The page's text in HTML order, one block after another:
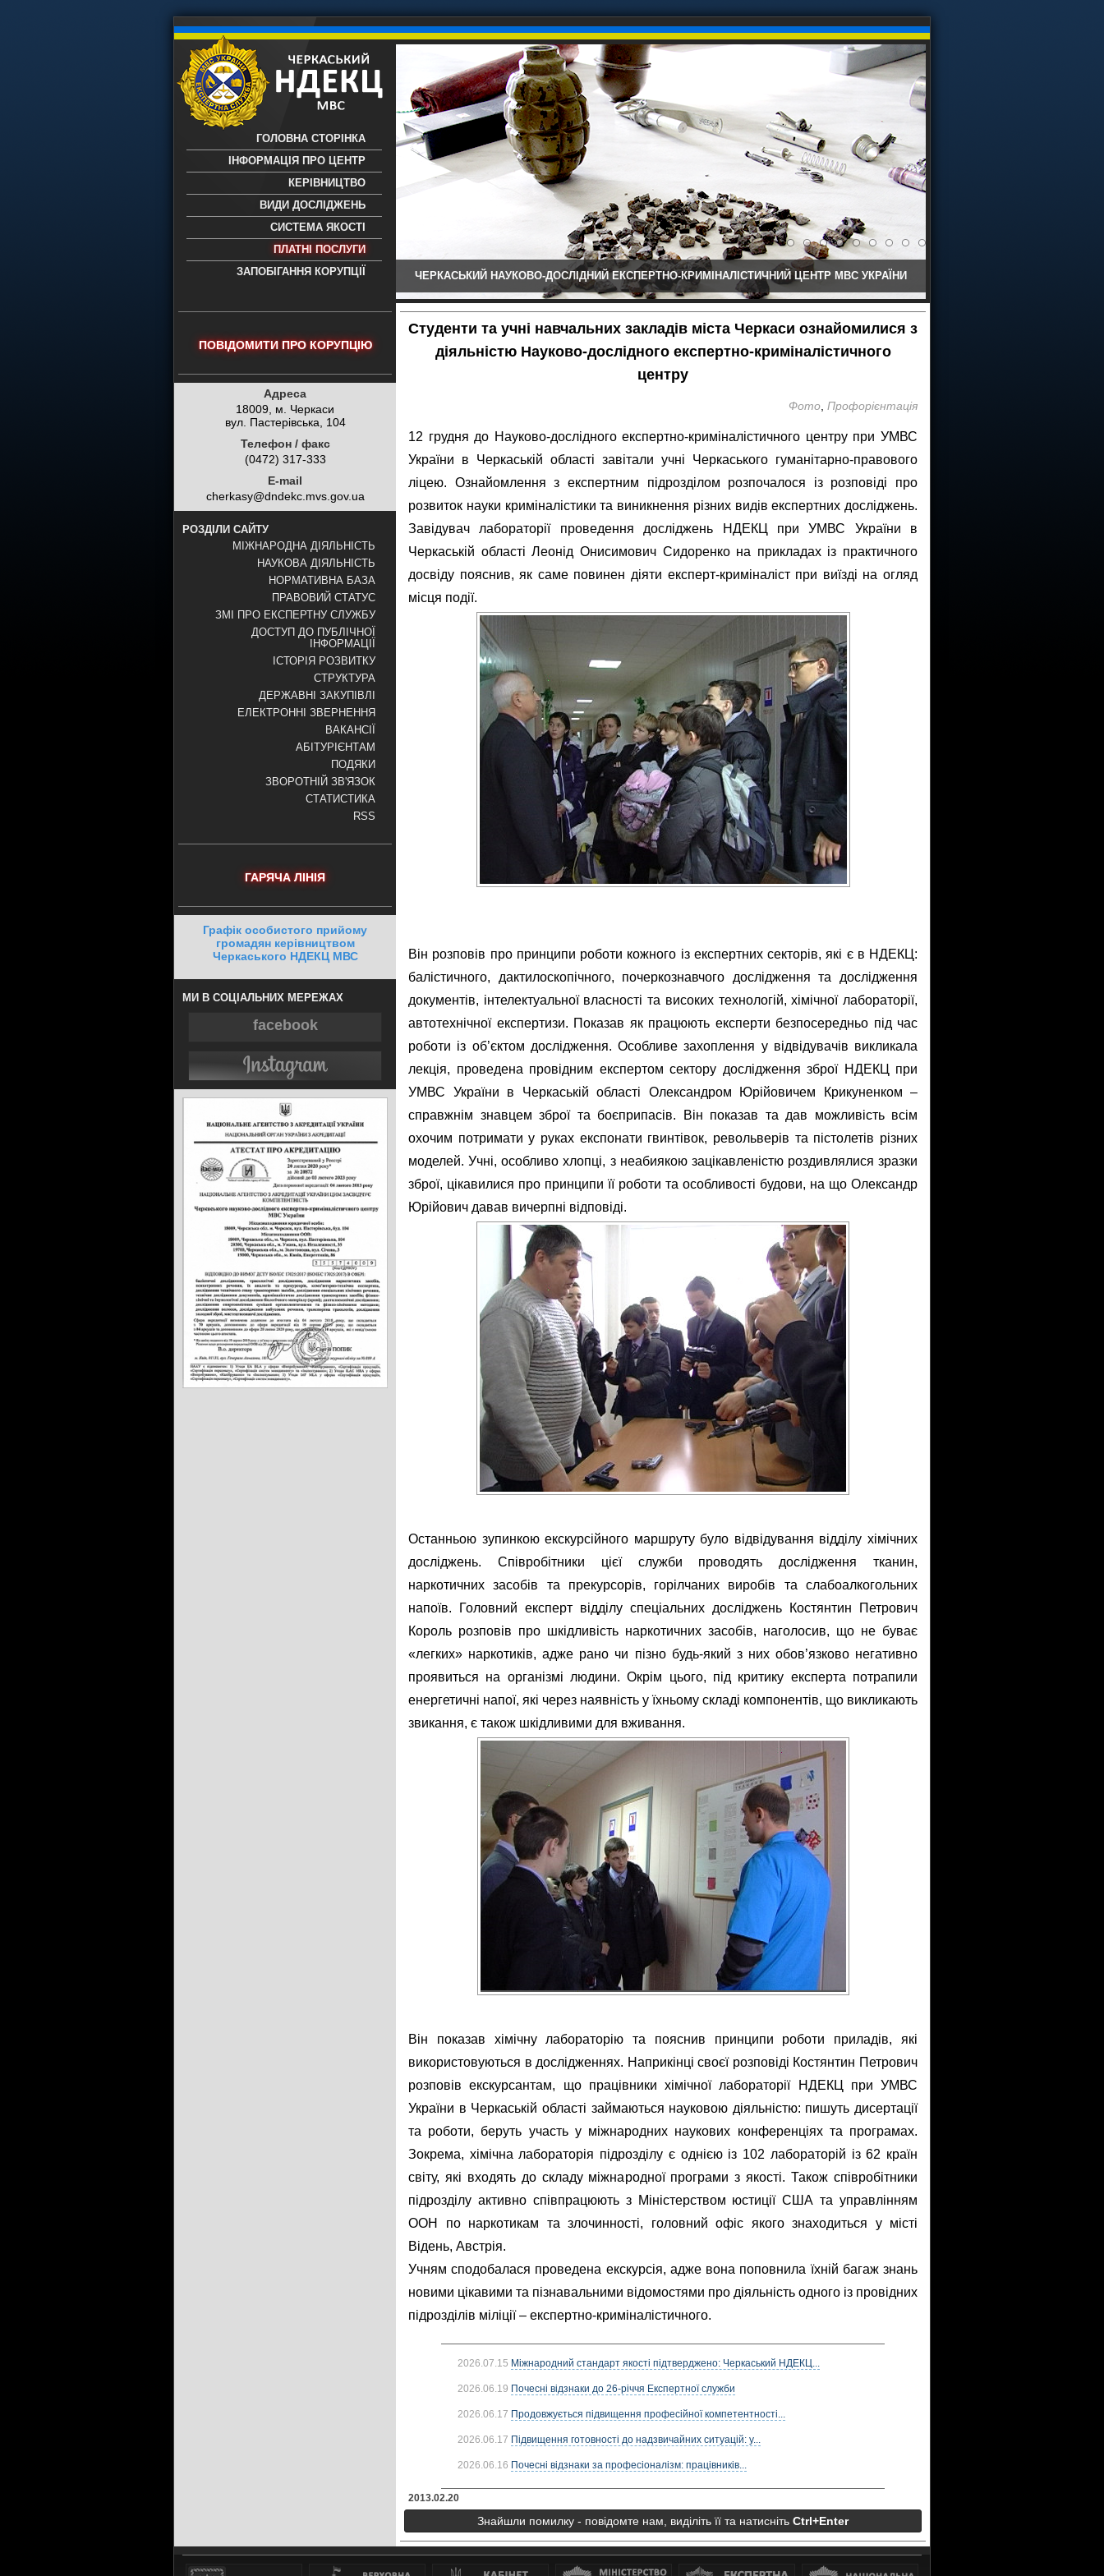
науково-дослідний експертно-
- проведення всих видів судових
експертиз
ГОЛОВНА СТОРІНКА
ІНФОРМАЦІЯ ПРО ЦЕНТР
КЕРІВНИЦТВО
ВИДИ ДОСЛІДЖЕНЬ
СИСТЕМА ЯКОСТІ
ПЛАТНІ ПОСЛУГИ
ЗАПОБІГАННЯ КОРУПЦІЇ
ЧЕРКАСЬКИЙ НАУКОВО-ДОСЛІДНИЙ ЕКСПЕРТНО-КРИМІНАЛІСТИЧНИЙ ЦЕНТР МВС УКРАЇНИ
ПОВІДОМИТИ ПРО КОРУПЦІЮ
Адреса
18009, м. Черкаси
вул. Пастерівська, 104
Телефон / факс
(0472) 317-333
E-mail
cherkasy@dndekc.mvs.gov.ua
РОЗДІЛИ САЙТУ
МІЖНАРОДНА ДІЯЛЬНІСТЬ
НАУКОВА ДІЯЛЬНІСТЬ
НОРМАТИВНА БАЗА
ПРАВОВИЙ СТАТУС
ЗМІ ПРО ЕКСПЕРТНУ СЛУЖБУ
ДОСТУП ДО ПУБЛІЧНОЇ
ІНФОРМАЦІЇ
ІСТОРІЯ РОЗВИТКУ
СТРУКТУРА
ДЕРЖАВНІ ЗАКУПІВЛІ
ЕЛЕКТРОННІ ЗВЕРНЕННЯ
ВАКАНСІЇ
АБІТУРІЄНТАМ
ПОДЯКИ
ЗВОРОТНІЙ ЗВ'ЯЗОК
СТАТИСТИКА
RSS
ГАРЯЧА ЛІНІЯ
Графік особистого прийому
громадян керівництвом
Черкаського НДЕКЦ МВС
МИ В СОЦІАЛЬНИХ МЕРЕЖАХ
facebook
Студенти та учні навчальних закладів міста Черкаси ознайомилися з
діяльністю Науково-дослідного експертно-криміналістичного
центру
Фото Профорієнтація
12 грудня до Науково-дослідного експертно-криміналістичного центру при УМВС
України в Черкаській області завітали учні Черкаського гуманітарно-правового
ліцею. Ознайомлення з експертним підрозділом розпочалося із розповіді про
розвиток науки криміналістики та виникнення різних видів експертних досліджень.
Завідувач лабораторії проведення досліджень НДЕКЦ при УМВС України в
Черкаській області Леонід Онисимович Сидоренко на прикладах із практичного
досвіду пояснив, як саме повинен діяти експерт-криміналіст при виїзді на огляд
місця події.
Він розповів про принципи роботи кожного із експертних секторів, які є в НДЕКЦ:
балістичного, дактилоскопічного, почеркознавчого дослідження та дослідження
документів, інтелектуальної власності та високих технологій, хімічної лабораторії,
автотехнічної експертизи. Показав як працюють експерти безпосередньо під час
роботи із об’єктом дослідження. Особливе захоплення у відвідувачів викликала
лекція, проведена провідним експертом сектору дослідження зброї НДЕКЦ при
УМВС України в Черкаській області Олександром Юрійовичем Крикуненком –
справжнім знавцем зброї та боєприпасів. Він показав та дав можливість всім
охочим потримати у руках експонати гвинтівок, револьверів та пістолетів різних
моделей. Учні, особливо хлопці, з неабиякою зацікавленістю роздивлялися зразки
зброї, цікавилися про принципи її роботи та особливості будови, на що Олександр
Юрійович давав вичерпні відповіді.
Останньою зупинкою екскурсійного маршруту було відвідування відділу хімічних
досліджень. Співробітники цієї служби проводять дослідження тканин,
наркотичних засобів та прекурсорів, горілчаних виробів та слабоалкогольних
напоїв. Головний експерт відділу спеціальних досліджень Костянтин Петрович
Король розповів про шкідливість наркотичних засобів, наголосив, що не буває
«легких» наркотиків, адже рано чи пізно будь-який з них обов’язково негативно
проявиться на організмі людини. Окрім цього, під критику експерта потрапили
енергетичні напої, які через наявність у їхньому складі компонентів, що викликають
звикання, є також шкідливими для вживання.
Він показав хімічну лабораторію та пояснив принципи роботи приладів, які
використовуються в дослідженнях. Наприкінці своєї розповіді Костянтин Петрович
розповів екскурсантам, що працівники хімічної лабораторії НДЕКЦ при УМВС
України в Черкаській області займаються науковою діяльністю: пишуть дисертації
та роботи, беруть участь у міжнародних наукових конференціях та програмах.
Зокрема, хімічна лабораторія підрозділу є однією із 102 лабораторій із 62 країн
світу, які входять до складу міжнародної програми з якості. Також співробітники
підрозділу активно співпрацюють з Міністерством юстиції США та управлінням
ООН по наркотикам та злочинності, головний офіс якого знаходиться у місті
Відень, Австрія.
Учням сподобалася проведена екскурсія, адже вона поповнила їхній багаж знань
новими цікавими та пізнавальними відомостями про діяльність одного із провідних
підрозділів міліції – експертно-криміналістичного.
2026.07.15 Міжнародний стандарт якості підтверджено: Черкаський НДЕКЦ...
2026.06.19 Почесні відзнаки до 26-річчя Експертної служби
2026.06.17 Продовжується підвищення професійної компетентності...
2026.06.17 Підвищення готовності до надзвичайних ситуацій: у...
2026.06.16 Почесні відзнаки за професіоналізм: працівників...
2013.02.20
Знайшли помилку - повідомте нам, виділіть її та натисніть Ctrl+Enter